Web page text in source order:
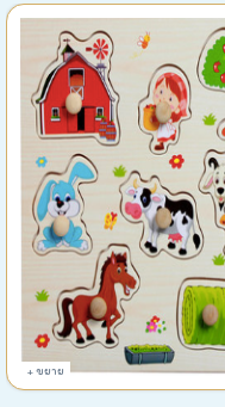
+ ขยาย